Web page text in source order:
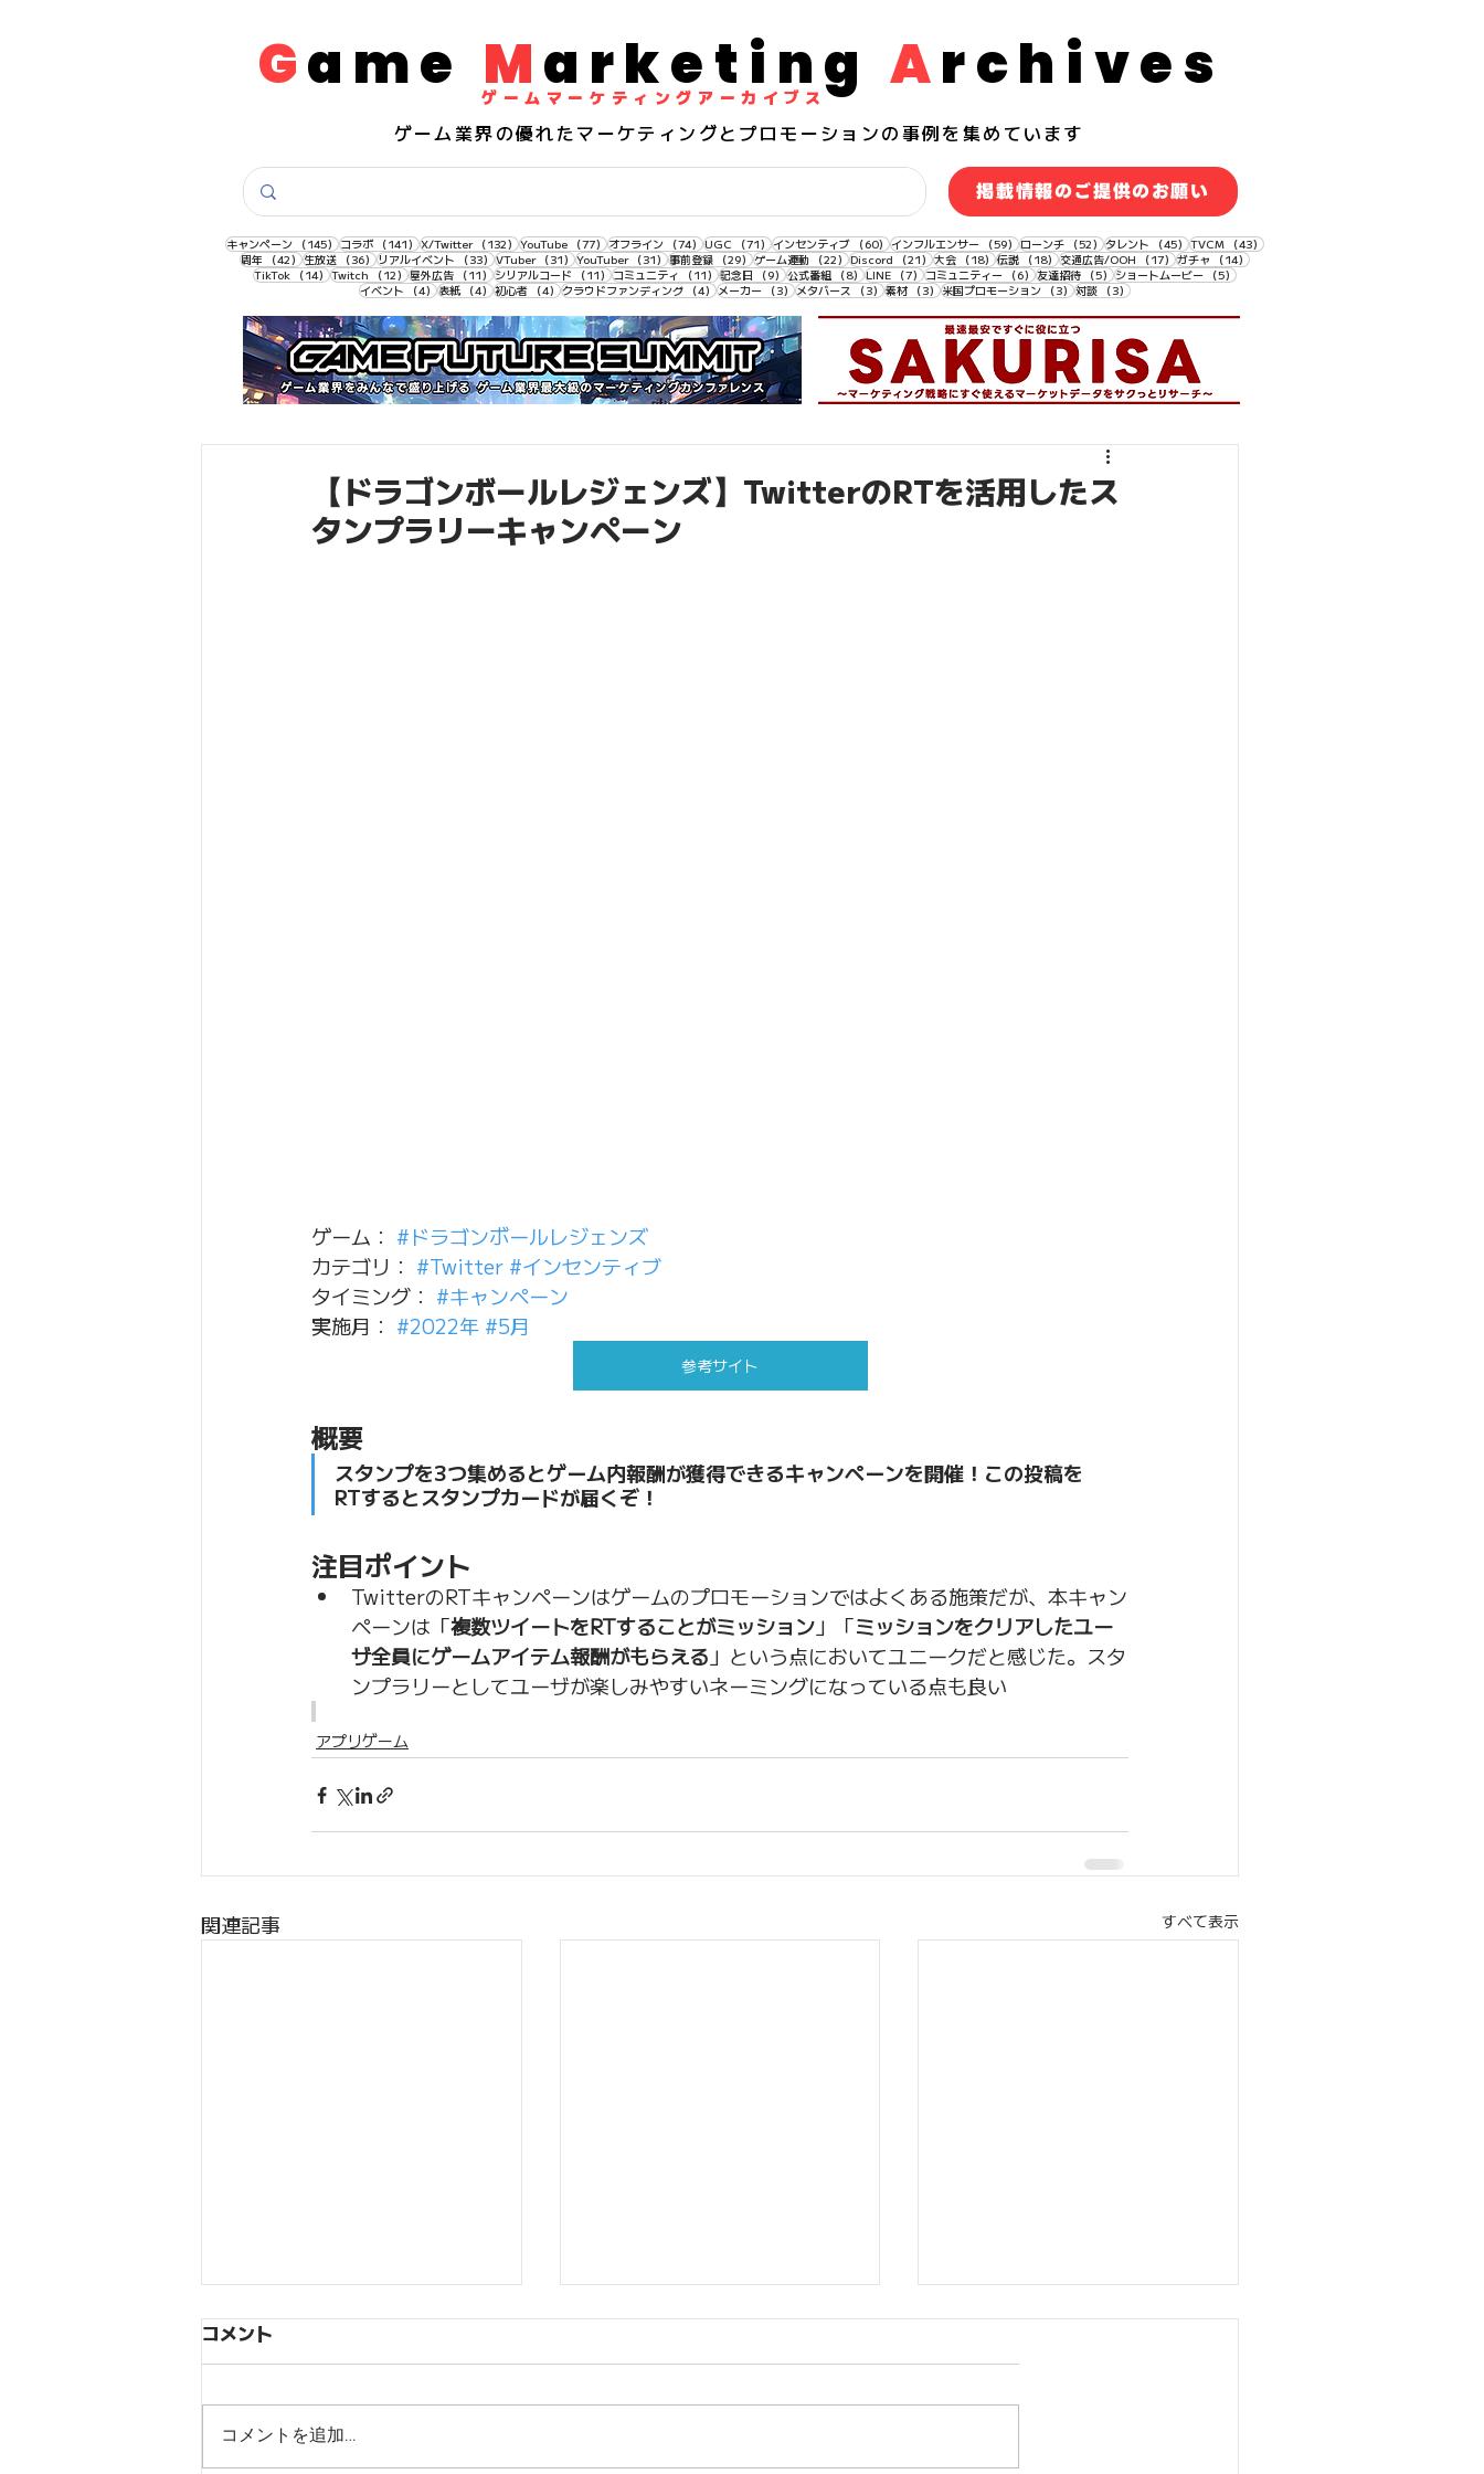
Game Marketing Archives
​ゲームマーケティングアーカイブス
​ゲーム業界の優れたマーケティングとプロモーションの事例を集めています
掲載情報のご提供のお願い
キャンペーン （145）145件の記事
コラボ （141）141件の記事
X/Twitter （132）132件の記事
YouTube （77）77件の記事
オフライン （74）74件の記事
UGC （71）71件の記事
インセンティブ （60）60件の記事
インフルエンサー （59）59件の記事
ローンチ （52）52件の記事
タレント （45）45件の記事
TVCM （43）43件の記事
周年
（42）42件の記事
生放送 （36）36件の記事
リアルイベント （33）33件の記事
VTuber （31）31件の記事
YouTuber （31）31件の記事
事前登録 （29）29件の記事
ゲーム連動 （22）22件の記事
Discord （21）21件の記事
大会 （18）18件の記事
伝説 （18）18件の記事
交通広告/OOH （17）17件の記事
ガチャ （14）14件の記事
TikTok （14）14件の記事
Twitch （12）12件の記事
屋外広告 （11）11件の記事
シリアルコード （11）11件の記事
コミュニティ （11）11件の記事
記念日 （9）9件の記事
公式番組 （8）8件の記事
LINE （7）7件の記事
コミュニティー （6）6件の記事
友達招待 （5）5件の記事
ショートムービー （5）5件の記事
イベント
（4）4件の記事
表紙 （4）4件の記事
初心者 （4）4件の記事
クラウドファンディング （4）4件の記事
メーカー （3）3件の記事
メタバース （3）3件の記事
素材 （3）3件の記事
米国プロモーション （3）3件の記事
対談 （3）3件の記事
【ドラゴンボールレジェンズ】TwitterのRTを活用したス
タンプラリーキャンペーン
ゲーム： #ドラゴンボールレジェンズ
カテゴリ： #Twitter #インセンティブ
タイミング： #キャンペーン
実施月： #2022年 #5月
参考サイト
概要
スタンプを3つ集めるとゲーム内報酬が獲得できるキャンペーンを開催！この投稿を
RTするとスタンプカードが届くぞ！
注目ポイント
TwitterのRTキャンペーンはゲームのプロモーションではよくある施策だが、本キャン
ペーンは「複数ツイートをRTすることがミッション 」「ミッションをクリアしたユー
ザ全員にゲームアイテム報酬がもらえる 」という点においてユニークだと感じた。スタ
ンプラリーとしてユーザが楽しみやすいネーミングになっている点も良い
アプリゲーム
関連記事 すべて表示
コメント
コメントを追加…